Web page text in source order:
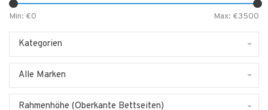
Min: €0 Max: €3500
Kategorien
Alle Marken
Rahmenhöhe (Oberkante Bettseiten)